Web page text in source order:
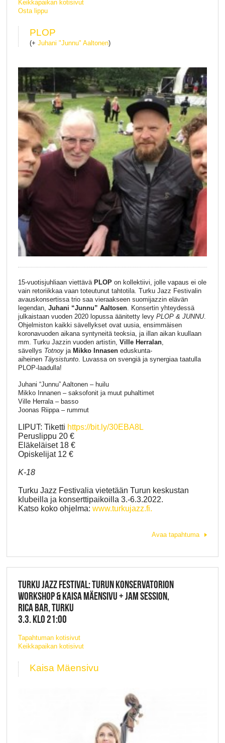
Keikkapaikan kotisivut
Osta lippu
PLOP
(+ Juhani "Junnu" Aaltonen)
15-vuotisjuhliaan viettävä PLOPon kollektiivi, jolle vapaus ei ole
vain retoriikkaa vaan toteutunut tahtotila. Turku Jazz Festivalin
avauskonsertissa trio saa vieraakseen suomijazzin elävän
legendan, Juhani “Junnu” Aaltosen. Konsertin yhteydessä
julkaistaan vuoden 2020 lopussa äänitetty levy PLOP & JUNNU.
Ohjelmiston kaikki sävellykset ovat uusia, ensimmäisen
koronavuoden aikana syntyneitä teoksia, ja illan aikan kuullaan
mm. Turku Jazzin vuoden artistin, Ville Herralan,
sävellys Totnoyja Mikko Innaseneduskunta-
aiheinen Täysistunto. Luvassa on svengiä ja synergiaa taatulla
PLOP-laadulla!
Juhani “Junnu” Aaltonen – huilu
Mikko Innanen – saksofonit ja muut puhaltimet
Ville Herrala – basso
Joonas Riippa – rummut
LIPUT: Tiketti https://bit.ly/30EBA8L
Peruslippu 20 €
Eläkeläiset 18 €
Opiskelijat 12 €
K-18
Turku Jazz Festivalia vietetään Turun keskustan
klubeilla ja konserttipaikoilla 3.-6.3.2022.
Katso koko ohjelma: www.turkujazz.fi.
Avaa tapahtuma
TURKU JAZZ FESTIVAL: TURUN KONSERVATORION
WORKSHOP & KAISA MÄENSIVU + JAM SESSION,
RICA BAR, TURKU
3.3. KLO 21:00
Tapahtuman kotisivut
Keikkapaikan kotisivut
Kaisa Mäensivu